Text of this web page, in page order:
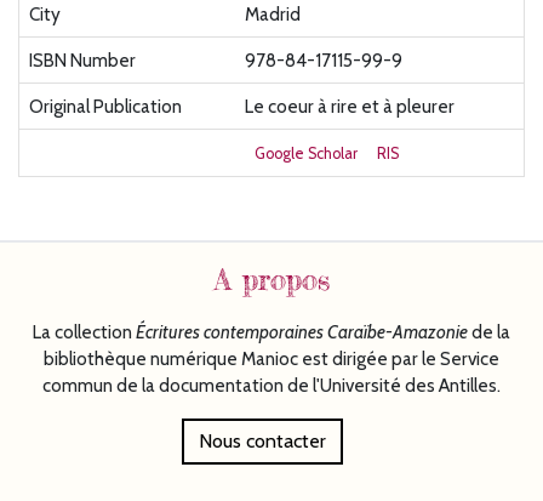
City
Madrid
ISBN Number
978-84-17115-99-9
Original Publication
Le coeur à rire et à pleurer
Google Scholar RIS
A propos
La collection Écriturescontemporaines Caraïbe-Amazoniede la
bibliothèque numérique Manioc est dirigée par le Service
commun de la documentation de l'Université des Antilles.
Nous contacter